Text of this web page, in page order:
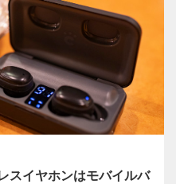
スイヤホンはモバイルバ